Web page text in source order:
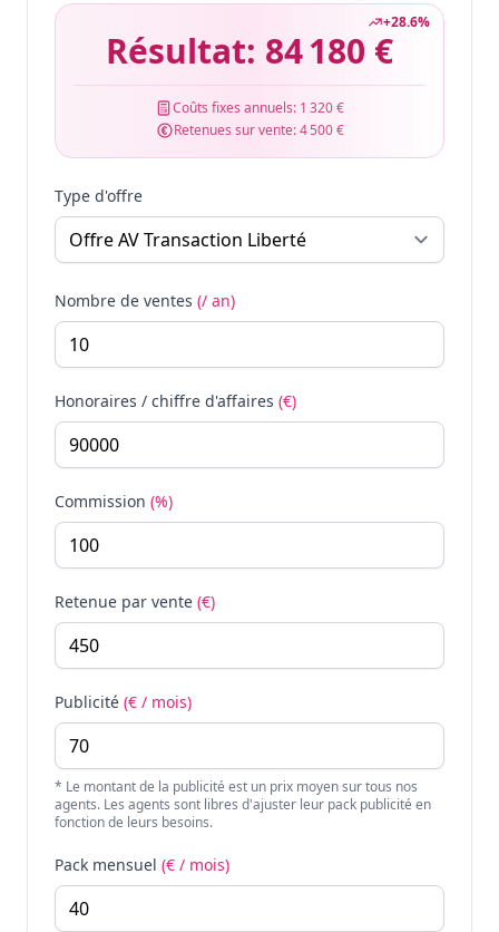
+28.6%
Résultat: 84 180 €
Coûts fixes annuels: 1 320 €
Retenues sur vente:4 500 €
Type d'offre
Nombre de ventes (/ an)
Honoraires / chiffre d'affaires (€)
Commission (%)
Retenue par vente (€)
Publicité (€ / mois)
* Le montant de la publicité est un prix moyen sur tous nos
agents. Les agents sont libres d'ajuster leur pack publicité en
fonction de leurs besoins.
Pack mensuel (€ / mois)